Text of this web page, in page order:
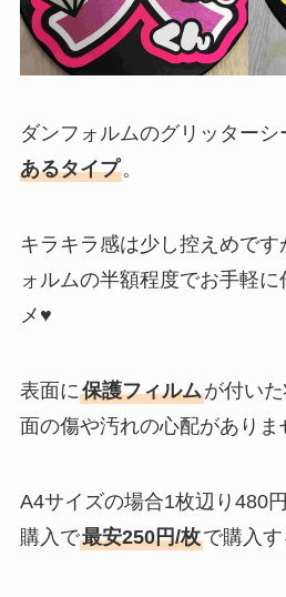
ダンフォルムのグリッターシ
あるタイプ。
キラキラ感は少し控えめで
ォルムの半額程度でお手軽
メ♥
表面に保護フィルムが付い
面の傷や汚れの心配がありま
A4サイズの場合1枚辺り480
購入で最安250円/枚で購入す